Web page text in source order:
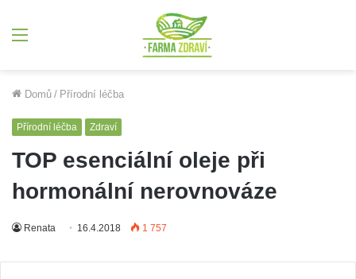
Domů / Přírodní léčba
Přírodní léčba Zdraví
TOP esenciální oleje při
hormonální nerovnováze
Renata 16.4.2018 1 757